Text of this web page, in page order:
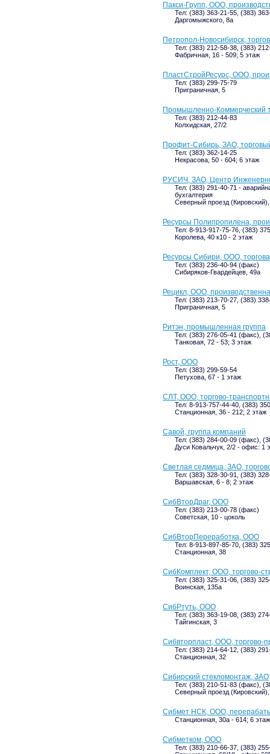
Пакси-Групп, ООО,
Тел: (383) 363-21-55, (383)
Даргомыжского, 8а
Петропол-Новосибирск,
Тел: (383) 212-58-38, (383)
Фабричная, 16 - 509; 5 этаж
ПластСтройРесурс, ООО,
Тел: (383) 299-75-79
Приграничная, 5
Промышленно-Коммерческий
Тел: (383) 212-44-83
Колхидская, 27/2
Профит-Сибирь, ЗАО,
Тел: (383) 362-14-25
Некрасова, 50 - 604; 6 этаж
РУСИЧ, ЗАО, Центр
Тел: (383) 291-40-71 -
бухгалтерия
Северный проезд
Ресурсы Полипропилена,
Тел: 8-913-917-75-76, (383)
Королева, 40 к10 - 2 этаж
Ресурсы Сибири, ООО,
Тел: (383) 236-40-94 (факс)
Сибиряков-Гвардейцев, 49а
Рецикл, ООО,
Тел: (383) 213-70-27, (383)
Приграничная, 5
Ритэн, промышленная группа
Тел: (383) 276-05-41 (факс),
Танковая, 72 - 53; 3 этаж
Рост, ООО
Тел: (383) 299-59-54
Петухова, 67 - 1 этаж
СЛТ, ООО, торгово-
Тел: 8-913-757-44-40, (383)
Станционная, 36 - 212; 2 этаж
Савой, группа компаний
Тел: (383) 284-00-09 (факс),
Дуси Ковальчук, 2/2 - офис: 1
Светлая седмица, ЗАО,
Тел: (383) 328-30-91, (383)
Варшавская, 6 - 8; 2 этаж
СибВторДраг, ООО
Тел: (383) 213-00-78 (факс)
Советская, 10 - цоколь
СибВторПереработка, ООО
Тел: 8-913-897-85-70, (383)
Станционная, 38
СибКомплект, ООО, торгово-
Тел: (383) 325-31-06, (383)
Воинская, 135а
СибРтуть, ООО
Тел: (383) 363-19-08, (383)
Тайгинская, 3
Сибвторпласт, ООО, торгово-
Тел: (383) 214-64-12, (383)
Станционная, 32
Сибирский стекломонтаж, ЗАО
Тел: (383) 210-51-83 (факс),
Северный проезд
Сибмет НСК, ООО,
Станционная, 30а - 614; 6 этаж
Сибметком, ООО
Тел: (383) 210-66-37, (383)